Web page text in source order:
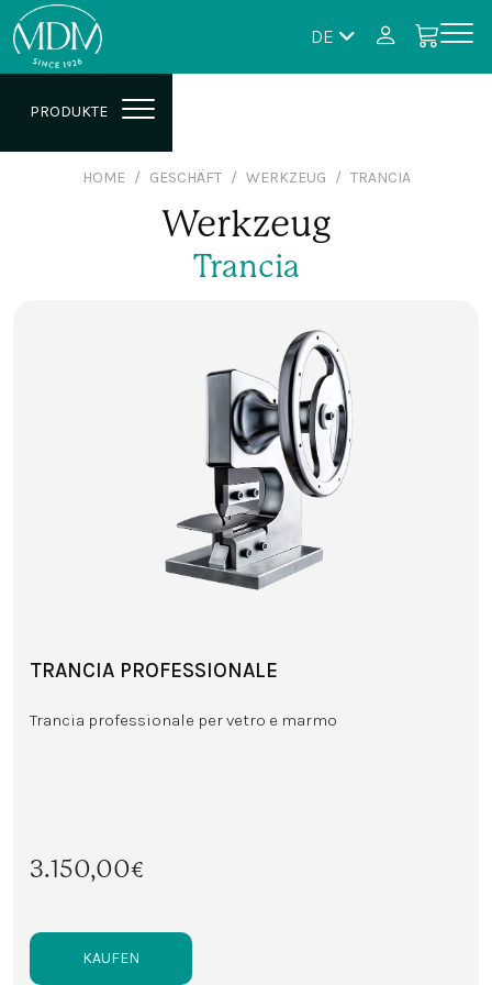
DE
PRODUKTE
HOME GESCHÄFT WERKZEUG TRANCIA
Werkzeug
Trancia
TRANCIA PROFESSIONALE
Trancia professionale per vetro e marmo
3.150,00€
KAUFEN